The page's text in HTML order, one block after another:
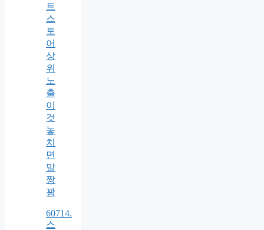
트
스
토
어
상
위
노
출
이
것
놓
치
면
말
짱
꽝
60714.
스